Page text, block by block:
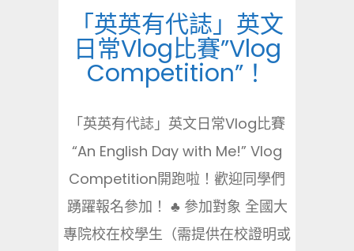
「英英有代誌」英文
日常Vlog比賽”Vlog
Competition”！
「英英有代誌」英文日常Vlog比賽
“An English Day with Me!” Vlog
Competition開跑啦！歡迎同學們
踴躍報名參加！ ♣ 參加對象 全國大
專院校在校學生（需提供在校證明或